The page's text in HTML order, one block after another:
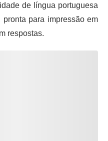
de língua portuguesa
para impressão em
respostas.